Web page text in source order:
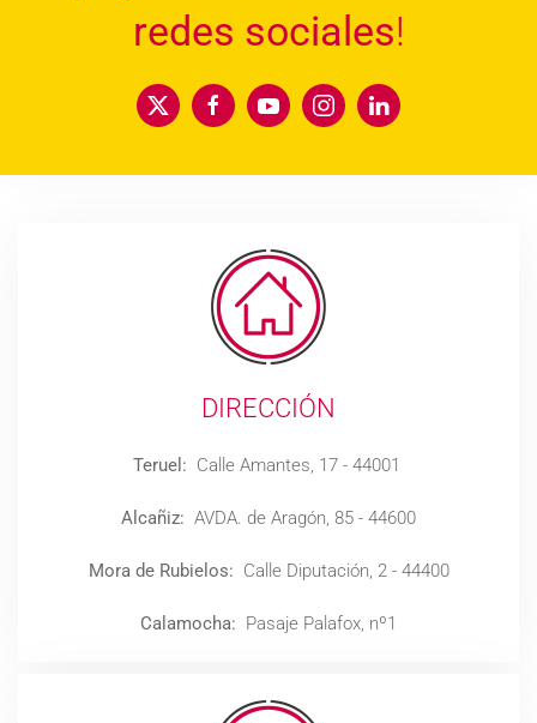
redes sociales!
DIRECCIÓN
Teruel: Calle Amantes, 17 - 44001
Alcañiz: AVDA. de Aragón, 85 - 44600
Mora de Rubielos: Calle Diputación, 2 - 44400
Calamocha: Pasaje Palafox, nº1